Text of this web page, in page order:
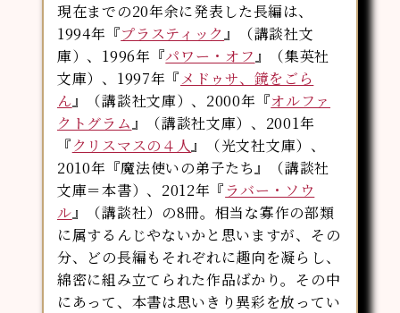
現在までの20年余に発表した長編は、
1994年『プラスティック』（講談社文
庫）、1996年『パワー・オフ』（集英社
文庫）、1997年『メドゥサ、鏡をごら
ん』（講談社文庫）、2000年『オルファ
クトグラム』（講談社文庫）、2001年
『クリスマスの４人』（光文社文庫）、
2010年『魔法使いの弟子たち』（講談社
文庫＝本書）、2012年『 ラバー・ソウ
ル』（講談社）の8冊。相当な寡作の部類
に属するんじやないかと思いますが、その
分、どの長編もそれぞれに趣向を凝らし、
綿密に組み立てられた作品ばかり。その中
にあって、本書は思いきり異彩を放ってい